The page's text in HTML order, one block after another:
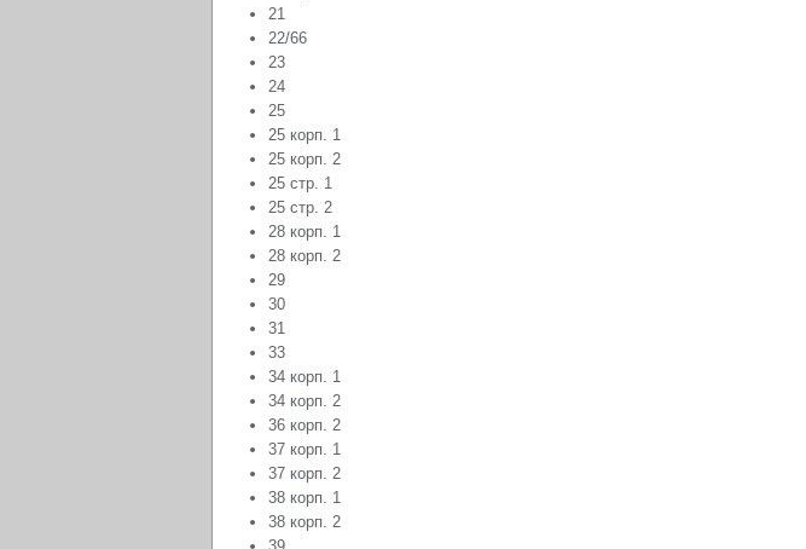
21
22/66
23
24
25
25 корп. 1
25 корп. 2
25 стр. 1
25 стр. 2
28 корп. 1
28 корп. 2
29
30
31
33
34 корп. 1
34 корп. 2
36 корп. 2
37 корп. 1
37 корп. 2
38 корп. 1
38 корп. 2